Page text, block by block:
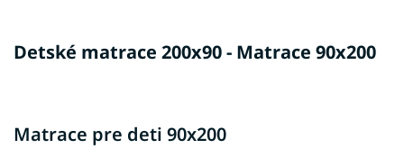
Detské matrace 200x90 - Matrace 90x200
Matrace pre deti 90x200